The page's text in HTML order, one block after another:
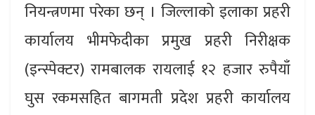
नियन्त्रणमा परेका छन् । जिल्लाको इलाका प्रहरी
कार्यालय भीमफेदीका प्रमुख प्रहरी निरीक्षक
(इन्स्पेक्टर) रामबालक रायलाई १२ हजार रुपैयाँ
घुस रकमसहित बागमती प्रदेश प्रहरी कार्यालय